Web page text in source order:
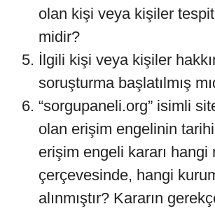
olan kişi veya kişiler
midir?
İlgili kişi veya kişiler
soruşturma başlatılmış
“sorgupaneli.org” isimli
olan erişim engelinin
erişim engeli kararı hangi
çerçevesinde, hangi
alınmıştır? Kararın